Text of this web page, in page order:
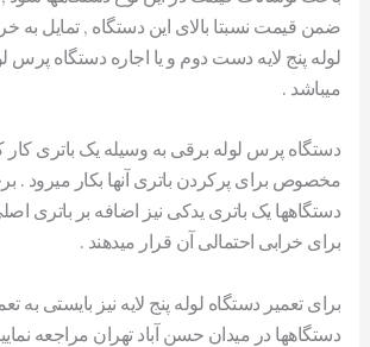
ضمن قیمت نسبتا بالای این دستگاه , تمایل به
لوله پنج لایه دست دوم و یا اجاره دستگاه پرس
میباشد .
دستگاه پرس لوله برقی به وسیله یک باتری کار
مخصوص برای پرکردن باتری آنها بکار میرود .
دستگاهها یک باتری یدکی نیز اضافه بر باتری
برای خرابی احتمالی آن قرار میدهند .
برای تعمیر دستگاه لوله پنج لایه نیز بایستی به
دستگاهها در میدان حسن آباد تهران مراجعه